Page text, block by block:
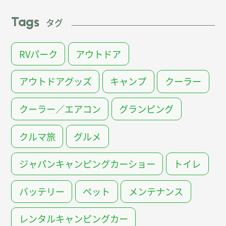
Tags タグ
RVパーク アウトドア
アウトドアグッズ キャンプ クーラー
クーラー／エアコン グランピング
クルマ旅 グルメ
ジャパンキャンピングカーショー トイレ
バッテリー ペット メンテナンス
レンタルキャンピングカー